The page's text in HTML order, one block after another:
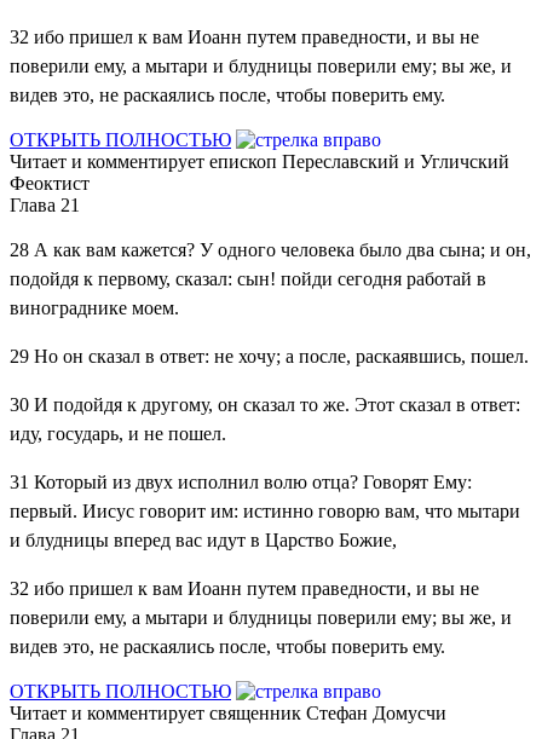
32 ибо пришел к вам Иоанн путем праведности, и вы не
поверили ему, а мытари и блудницы поверили ему; вы же, и
видев это, не раскаялись после, чтобы поверить ему.
ОТКРЫТЬ ПОЛНОСТЬЮ
Читает и комментирует епископ Переславский и Угличский
Феоктист
Глава 21
28 А как вам кажется? У одного человека было два сына; и он,
подойдя к первому, сказал: сын! пойди сегодня работай в
винограднике моем.
29 Но он сказал в ответ: не хочу; а после, раскаявшись, пошел.
30 И подойдя к другому, он сказал то же. Этот сказал в ответ:
иду, государь, и не пошел.
31 Который из двух исполнил волю отца? Говорят Ему:
первый. Иисус говорит им: истинно говорю вам, что мытари
и блудницы вперед вас идут в Царство Божие,
32 ибо пришел к вам Иоанн путем праведности, и вы не
поверили ему, а мытари и блудницы поверили ему; вы же, и
видев это, не раскаялись после, чтобы поверить ему.
ОТКРЫТЬ ПОЛНОСТЬЮ
Читает и комментирует священник Стефан Домусчи
Глава 21